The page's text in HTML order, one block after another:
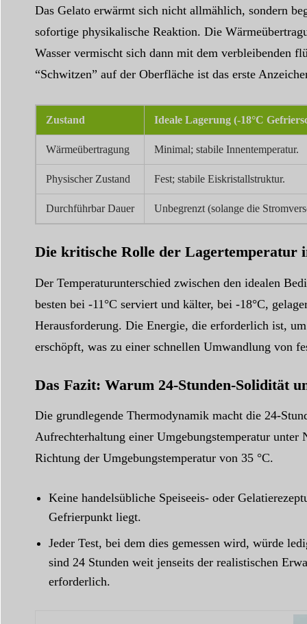
Das Gelato erwärmt sich nicht allmählich, sondern
sofortige physikalische Reaktion. Die
Wasser vermischt sich dann mit dem verbleibenden
“Schwitzen” auf der Oberfläche ist das erste
Zustand Ideale Lagerung (-18°C
Wärmeübertragung Minimal; stabile Innentemperatur.
Physischer Zustand Fest; stabile Eiskristallstruktur.
Durchführbar Dauer Unbegrenzt (solange die
Die kritische Rolle der Lagertemperatur
Der Temperaturunterschied zwischen den idealen
besten bei -11°C serviert und kälter, bei -18°C,
Herausforderung. Die Energie, die erforderlich ist,
erschöpft, was zu einer schnellen Umwandlung von
Das Fazit: Warum 24-Stunden-Solidität
Die grundlegende Thermodynamik macht die 24-
Aufrechterhaltung einer Umgebungstemperatur
Richtung der Umgebungstemperatur von 35 °C.
Keine handelsübliche Speiseeis- oder
Gefrierpunkt liegt.
Jeder Test, bei dem dies gemessen wird, würde
sind 24 Stunden weit jenseits der realistischen
erforderlich.